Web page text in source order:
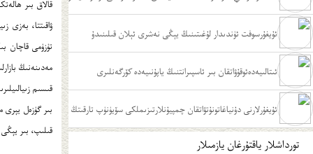
ﺋﯘﻳﻐﯘﺭﺳﻮﻓﺖ ﺋﯜﻧﺪﯨﺪﺍﺭ ﻟﯘﻏﯩﺘﯩﻨﯩﯔ ﻳﯧﯖﻰ ﻧﻪﺷﺮﻯ ﺋﯧﻼﻥ ﻗﯩﻠﯩﻨﯩﺪﯗ
ﺋﯩﺘﺎﻟﯩﻴﻪﺩﻩﺋﻮﻗﯘﯞﺍﺗﻘﺎﻥ ﺑﯩﺮ ﺋﺎﺳﭙﯩﺮﺍﻧﺘﻨﯩﯔ ﻳﺎﭘﯘﻧﯩﻴﻪﺩﻩ ﻛﯚﺭﮔﻪﻧﻠﯩﺮﻯ
ئۇيغۇرلارنى دۇنياغاتونۇتۋاتقان چمپيۇنلارتىزىملكى سۆيۈنۈپ تارقىتڭ
تورداشلار ياقتۇرغان يازمىلار
ۋاقىتتا، بەزى
قىسىم
بىر گۈزەل يېرى
قىلىپ، بىر